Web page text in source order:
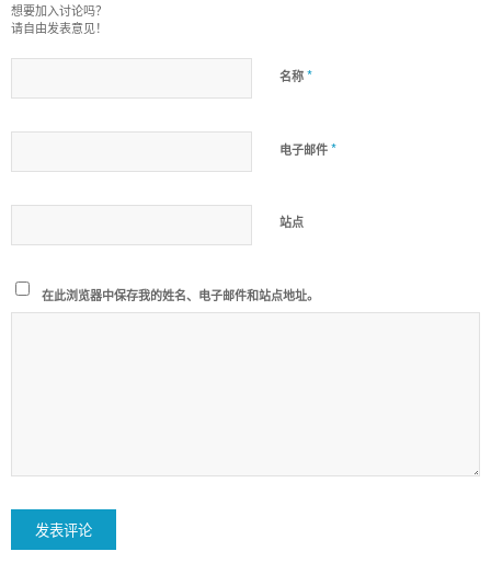
想要加入讨论吗？
请自由发表意见！
名称 *
电子邮件 *
站点
在此浏览器中保存我的姓名、电子邮件和站点地址。